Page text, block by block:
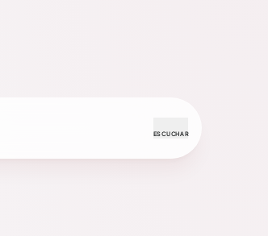
ESCUCHAR